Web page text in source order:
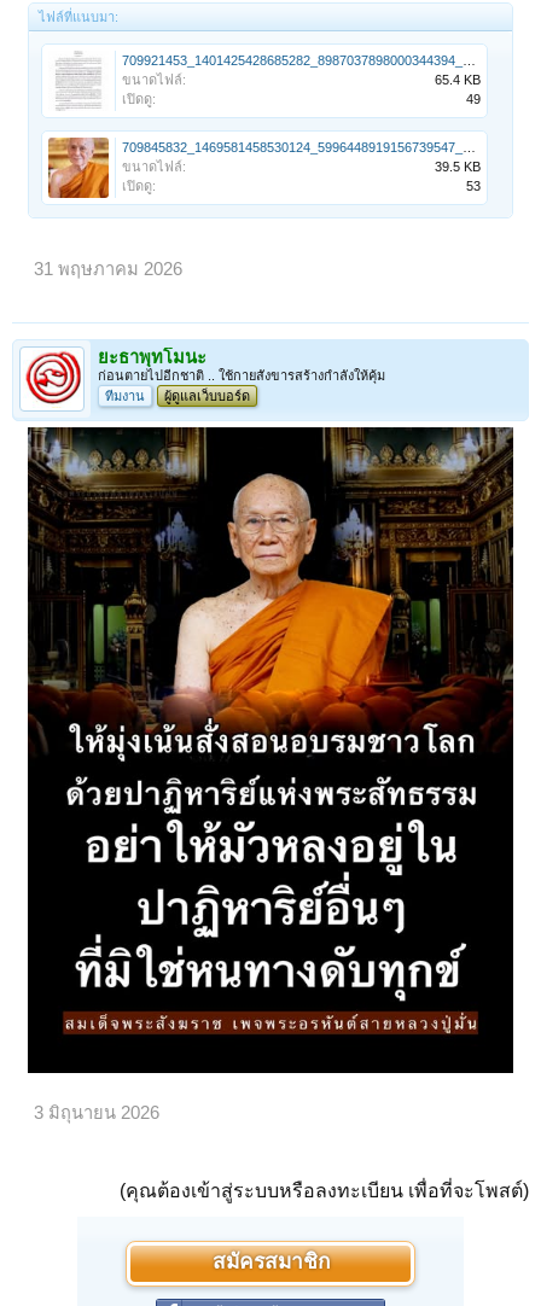
ไฟล์ที่แนบมา:
ขนาดไฟล์:
65.4 KB
เปิดดู:
49
ขนาดไฟล์:
39.5 KB
เปิดดู:
53
31 พฤษภาคม 2026
ยะธาพุทโมนะ
ก่อนตายไปอีกชาติ .. ใช้กายสังขารสร้างกำลังให้คุ้ม
ทีมงาน
ผู้ดูแลเว็บบอร์ด
3 มิถุนายน 2026
(คุณต้องเข้าสู่ระบบหรือลงทะเบียน เพื่อที่จะโพสต์)
สมัครสมาชิก